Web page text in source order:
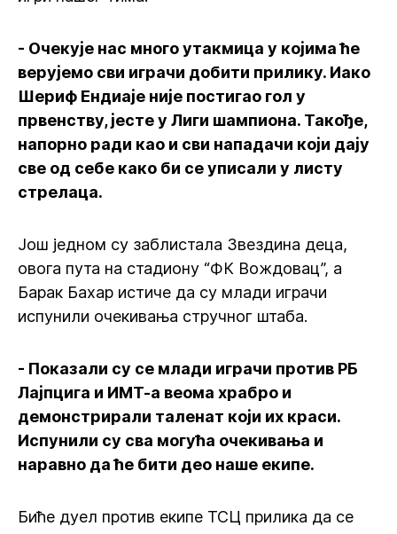
- Очекује нас много утакмица у којима ће
верујемо сви играчи добити прилику. Иако
Шериф Ендиаје није постигао гол у
првенству, јесте у Лиги шампиона. Такође,
напорно ради као и сви нападачи који дају
све од себе како би се уписали у листу
стрелаца.
Још једном су заблистала Звездина деца,
овога пута на стадиону “ФК Вождовац”, а
Барак Бахар истиче да су млади играчи
испунили очекивања стручног штаба.
- Показали су се млади играчи против РБ
Лајпцига и ИМТ-а веома храбро и
демонстрирали таленат који их краси.
Испунили су сва могућа очекивања и
наравно да ће бити део наше екипе.
Биће дуел против екипе ТСЦ прилика да се